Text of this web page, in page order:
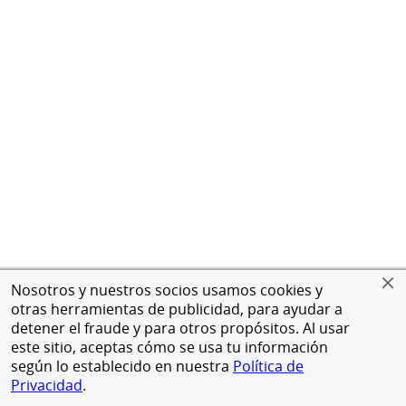
Nosotros y nuestros socios usamos cookies y
otras herramientas de publicidad, para ayudar a
detener el fraude y para otros propósitos. Al usar
este sitio, aceptas cómo se usa tu información
según lo establecido en nuestra Política de
Privacidad.